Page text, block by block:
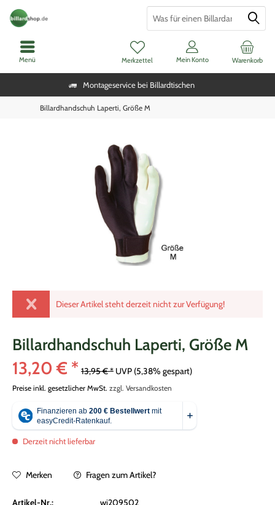
Montageservice bei Billardtischen
Warenkorb
Merkzettel Mein Konto
Menü
Billardhandschuh Laperti, Größe M
Dieser Artikel steht derzeit nicht zur Verfügung!
Billardhandschuh Laperti, Größe M
13,20 € * 13,95 € * UVP (5,38% gespart)
Preise inkl. gesetzlicher MwSt. zzgl. Versandkosten
Derzeit nicht lieferbar
Merken Fragen zum Artikel?
Artikel-Nr.:
wi209502